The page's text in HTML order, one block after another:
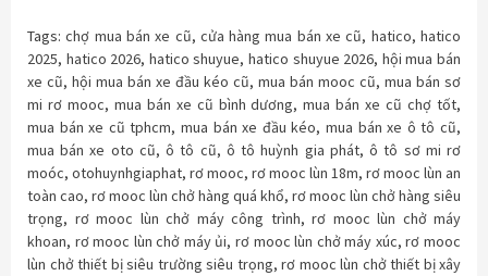
Tags:chợ mua bán xe cũ, cửa hàng mua bán xe cũ, hatico,hatico
2025, hatico 2026, hatico shuyue,hatico shuyue 2026, hội mua bán
xe cũ, hội mua bán xe đầu kéo cũ, mua bán mooc cũ, mua bán sơ
mi rơ mooc, mua bán xe cũ bình dương,mua bán xe cũ chợ tốt,
mua bán xe cũ tphcm,mua bán xe đầu kéo,mua bán xe ô tô cũ,
mua bán xe oto cũ,ô tô cũ, ô tô huỳnh gia phát,ô tô sơ mi rơ
moóc, otohuynhgiaphat, rơ mooc, rơ mooc lùn 18m, rơ mooc lùn an
toàn cao, rơ mooc lùn chở hàng quá khổ, rơ mooc lùn chở hàng siêu
trọng, rơ mooc lùn chở máy công trình, rơ mooc lùn chở máy
khoan, rơ mooc lùn chở máy ủi,rơ mooc lùn chở máy xúc,rơ mooc
lùn chở thiết bị siêu trường siêu trọng, rơ mooc lùn chở thiết bị xây